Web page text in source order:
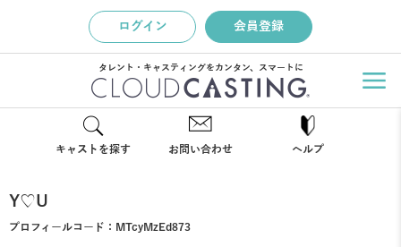
ログイン 会員登録
タレント・キャスティングをカンタン、スマートに
キャストを探す お問い合わせ ヘルプ
Y♡U
プロフィールコード： MTcyMzEd873